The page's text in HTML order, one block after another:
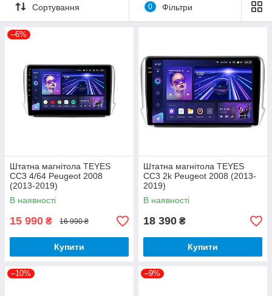
Сортування 0 Фільтри
–6%
Штатна магнітола TEYES
CC3 4/64 Peugeot 2008
(2013-2019)
В наявності
15 990 ₴ 16 990 ₴
Купити
Штатна магнітола TEYES
CC3 2k Peugeot 2008 (2013-
2019)
В наявності
18 390 ₴
Купити
–10% –9%